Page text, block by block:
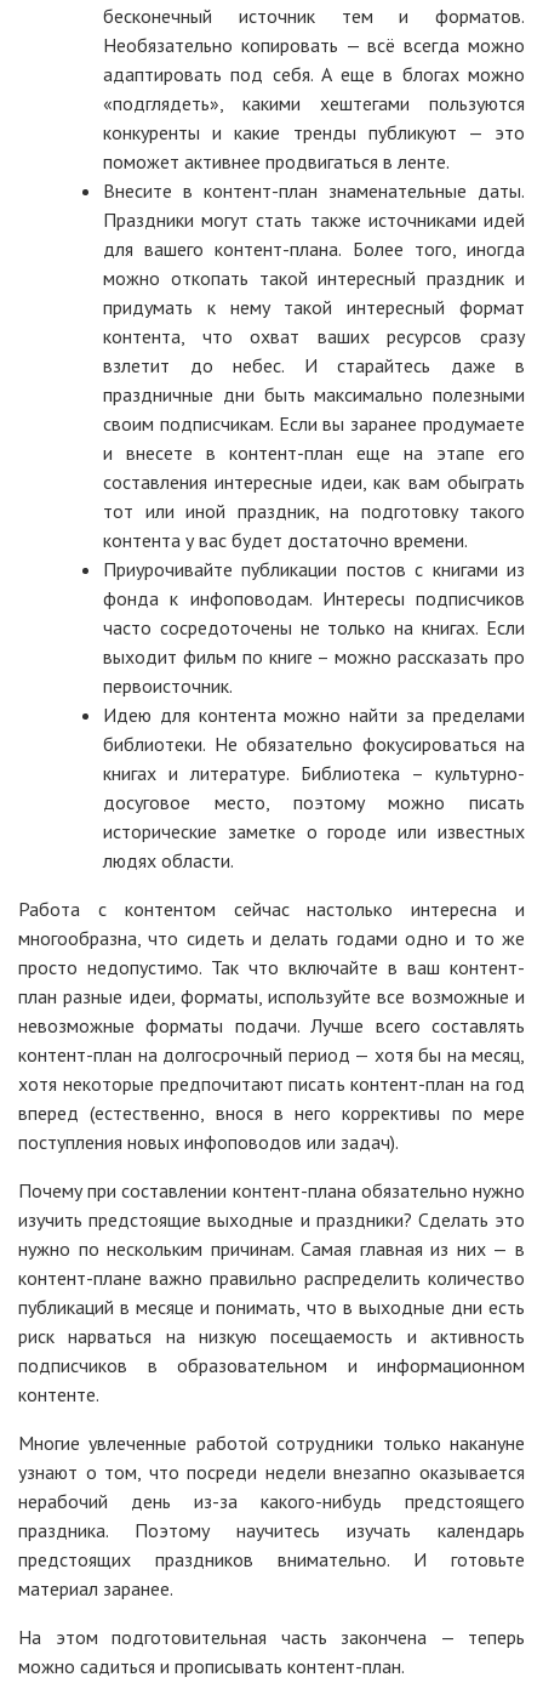
бесконечный источник тем и форматов.
Необязательно копировать — всё всегда можно
адаптировать под себя. А еще в блогах можно
«подглядеть», какими хештегами пользуются
конкуренты и какие тренды публикуют — это
поможет активнее продвигаться в ленте.
Внесите в контент-план знаменательные даты.
Праздники могут стать также источниками идей
для вашего контент-плана. Более того, иногда
можно откопать такой интересный праздник и
придумать к нему такой интересный формат
контента, что охват ваших ресурсов сразу
взлетит до небес. И старайтесь даже в
праздничные дни быть максимально полезными
своим подписчикам. Если вы заранее продумаете
и внесете в контент-план еще на этапе его
составления интересные идеи, как вам обыграть
тот или иной праздник, на подготовку такого
контента у вас будет достаточно времени.
Приурочивайте публикации постов с книгами из
фонда к инфоповодам. Интересы подписчиков
часто сосредоточены не только на книгах. Если
выходит фильм по книге – можно рассказать про
первоисточник.
Идею для контента можно найти за пределами
библиотеки. Не обязательно фокусироваться на
книгах и литературе. Библиотека – культурно-
досуговое место, поэтому можно писать
исторические заметке о городе или известных
людях области.
Работа с контентом сейчас настолько интересна и
многообразна, что сидеть и делать годами одно и то же
просто недопустимо. Так что включайте в ваш контент-
план разные идеи, форматы, используйте все возможные и
невозможные форматы подачи. Лучше всего составлять
контент-план на долгосрочный период — хотя бы на месяц,
хотя некоторые предпочитают писать контент-план на год
вперед (естественно, внося в него коррективы по мере
поступления новых инфоповодов или задач).
Почему при составлении контент-плана обязательно нужно
изучить предстоящие выходные и праздники? Сделать это
нужно по нескольким причинам. Самая главная из них — в
контент-плане важно правильно распределить количество
публикаций в месяце и понимать, что в выходные дни есть
риск нарваться на низкую посещаемость и активность
подписчиков в образовательном и информационном
контенте.
Многие увлеченные работой сотрудники только накануне
узнают о том, что посреди недели внезапно оказывается
нерабочий день из-за какого-нибудь предстоящего
праздника. Поэтому научитесь изучать календарь
предстоящих праздников внимательно. И готовьте
материал заранее.
На этом подготовительная часть закончена — теперь
можно садиться и прописывать контент-план.